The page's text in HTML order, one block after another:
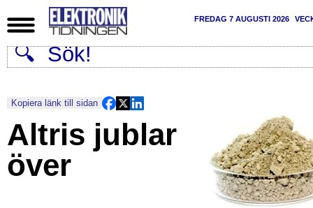
FREDAG 7 AUGUSTI 2026
Kopiera länk till sidan
Altris jublar
över